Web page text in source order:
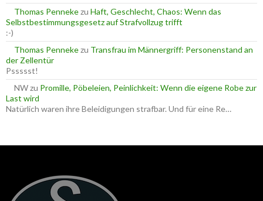
Thomas Pennekezu Haft, Geschlecht, Chaos: Wenn das
Selbstbestimmungsgesetz auf Strafvollzug trifft
:-)
Thomas Pennekezu Transfrau im Männergriff: Personenstand an
der Zellentür
Pssssst!
NWzu Promille, Pöbeleien, Peinlichkeit: Wenn die eigene Robe zur
Last wird
Natürlich waren ihre Beleidigungen strafbar. Und für eine Re…